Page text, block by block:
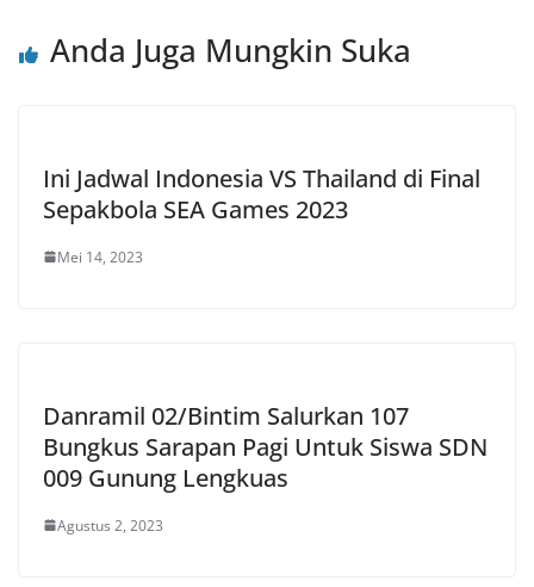
Anda Juga Mungkin Suka
Ini Jadwal Indonesia VS Thailand di Final
Sepakbola SEA Games 2023
Mei 14, 2023
Danramil 02/Bintim Salurkan 107
Bungkus Sarapan Pagi Untuk Siswa SDN
009 Gunung Lengkuas
Agustus 2, 2023